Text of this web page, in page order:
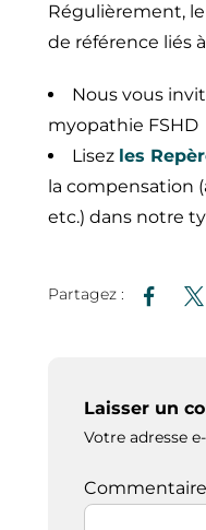
Régulièrement,
de référence liés
Nous vous
myopathie FSHD
Lisez les
la compensation
etc.) dans notre
Partagez :
Laisser un
Votre adresse
Commentaire